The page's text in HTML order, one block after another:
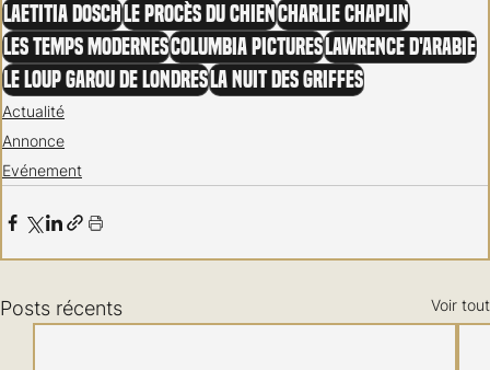
Laetitia Dosch Le Procès du ChienCharlie Chaplin
Les temps ModernesColumbia Pictures Lawrence d'Arabie
Le Loup garou de Londres La nuit des Griffes
Actualité
Annonce
Evénement
Posts récents Voir tout